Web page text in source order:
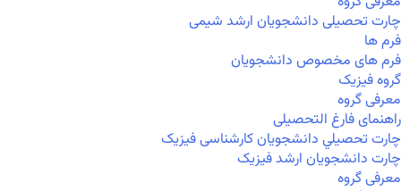
چارت تحصیلی دانشجویان ارشد شیمی
فرم ها
فرم های مخصوص دانشجویان
گروه فیزیک
معرفی گروه
راهنمای فارغ التحصیلی
چارت تحصيلي دانشجویان کارشناسی فیزیک
چارت دانشجویان ارشد فیزیک
معرفی گروه